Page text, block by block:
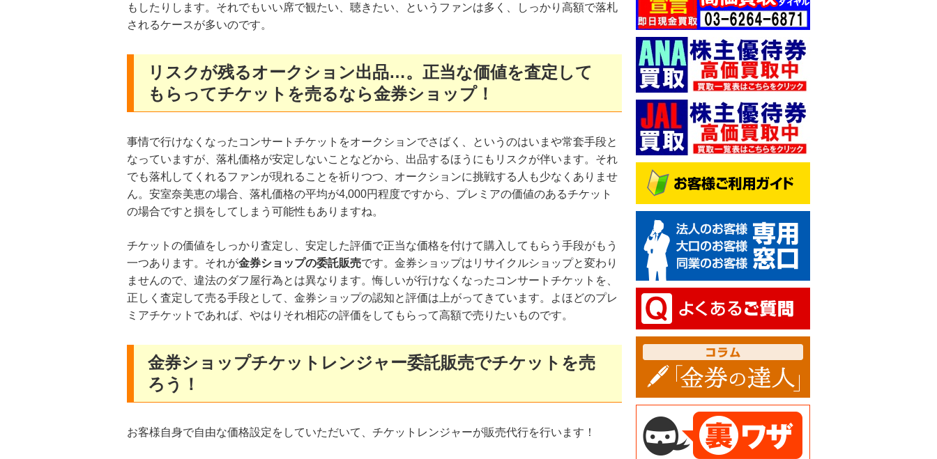
もしたりします。それでもいい席で観たい、聴きたい、というファンは多く、しっかり高額で落札
されるケースが多いのです。
リスクが残るオークション出品…。正当な価値を査定して
もらってチケットを売るなら金券ショップ！
事情で行けなくなったコンサートチケットをオークションでさばく、というのはいまや常套手段と
なっていますが、落札価格が安定しないことなどから、出品するほうにもリスクが伴います。それ
でも落札してくれるファンが現れることを祈りつつ、オークションに挑戦する人も少なくありませ
ん。安室奈美恵の場合、落札価格の平均が4,000円程度ですから、プレミアの価値のあるチケット
の場合ですと損をしてしまう可能性もありますね。
チケットの価値をしっかり査定し、安定した評価で正当な価格を付けて購入してもらう手段がもう
一つあります。それが金券ショップの委託販売です。金券ショップはリサイクルショップと変わり
ませんので、違法のダフ屋行為とは異なります。悔しいが行けなくなったコンサートチケットを、
正しく査定して売る手段として、金券ショップの認知と評価は上がってきています。よほどのプレ
ミアチケットであれば、やはりそれ相応の評価をしてもらって高額で売りたいものです。
金券ショップチケットレンジャー委託販売でチケットを売
ろう！
お客様自身で自由な価格設定をしていただいて、チケットレンジャーが販売代行を行います！